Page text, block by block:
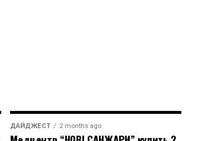
ДАЙДЖЕСТ 2 months ago